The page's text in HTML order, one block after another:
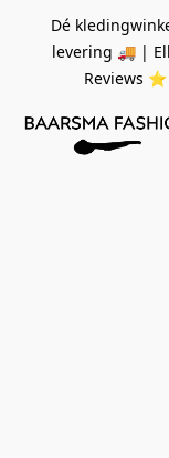
Dé
levering 🚚 |
Reviews